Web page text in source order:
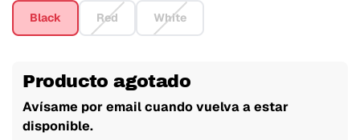
Black Red White
Producto agotado
Avísame por email cuando vuelva a estar
disponible.